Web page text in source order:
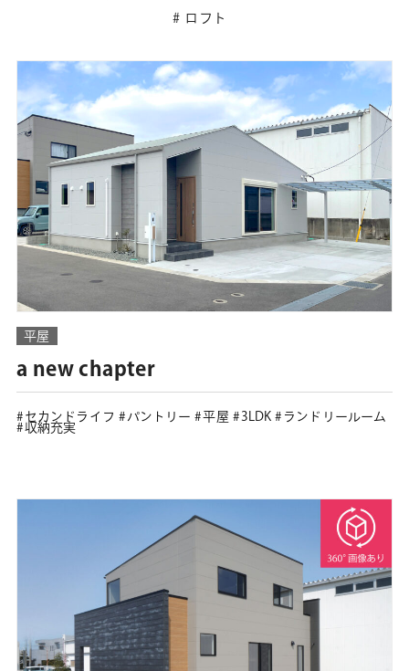
ロフト
平屋
a new chapter
セカンドライフ パントリー 平屋 3LDK
ランドリールーム
収納充実